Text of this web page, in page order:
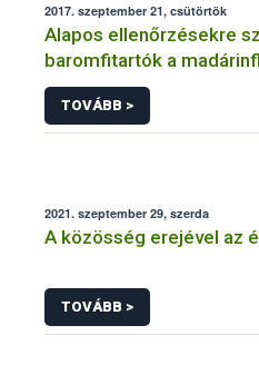
2017. szeptember 21, csütörtök
Alapos ellenőrzésekre
baromfitartók a
érdekében
TOVÁBB >
2021. szeptember 29, szerda
A közösség erejével az
TOVÁBB >